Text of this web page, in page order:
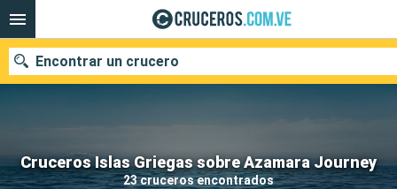
Cruceros Islas Griegas sobre Azamara Journey
23 cruceros encontrados
Encontrar un crucero
Nuestros destinos